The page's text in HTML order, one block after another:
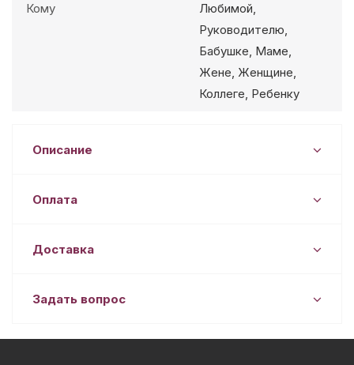
Кому
Любимой,
Руководителю,
Бабушке, Маме,
Жене, Женщине,
Коллеге, Ребенку
Описание
Оплата
Доставка
Задать вопрос